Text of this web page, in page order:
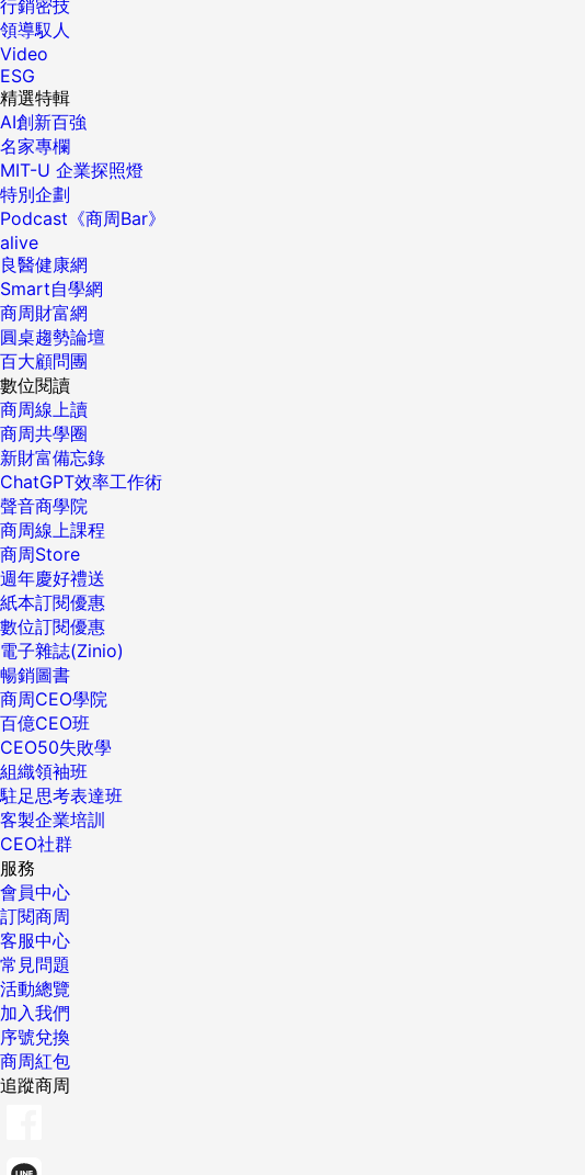
行銷密技
領導馭人
Video
ESG
精選特輯
AI創新百強
名家專欄
MIT-U 企業探照燈
特別企劃
Podcast《商周Bar》
alive
良醫健康網
Smart自學網
商周財富網
圓桌趨勢論壇
百大顧問團
數位閱讀
商周線上讀
商周共學圈
新財富備忘錄
ChatGPT效率工作術
聲音商學院
商周線上課程
商周Store
週年慶好禮送
紙本訂閱優惠
數位訂閱優惠
電子雜誌(Zinio)
暢銷圖書
商周CEO學院
百億CEO班
CEO50失敗學
組織領袖班
駐足思考表達班
客製企業培訓
CEO社群
服務
會員中心
訂閱商周
客服中心
常見問題
活動總覽
加入我們
序號兌換
商周紅包
追蹤商周